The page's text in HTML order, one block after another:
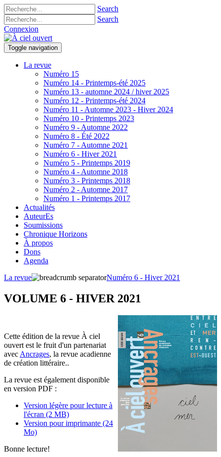
Search
Search
Connexion
Toggle navigation
La revue
Numéro 15
Numéro 14 - Printemps-été 2025
Numéro 13 - automne 2024 / hiver 2025
Numéro 12 - Printemps-été 2024
Numéro 11 - Automne 2023 - Hiver 2024
Numéro 10 - Printemps 2023
Numéro 9 - Automne 2022
Numéro 8 - Été 2022
Numéro 7 - Automne 2021
Numéro 6 - Hiver 2021
Numéro 5 - Printemps 2019
Numéro 4 - Automne 2018
Numéro 3 - Printemps 2018
Numéro 2 - Automne 2017
Numéro 1 - Printemps 2017
Actualités
AuteurEs
Soumissions
Chronique Horizons
À propos
Dons
Agenda
La revue
Numéro 6 - Hiver 2021
VOLUME 6 - HIVER 2021
Cette édition de la revue À ciel
ouvert est le fruit d'un partenariat
avec Ancrages, la revue acadienne
de création littéraire..
La revue est également disponible
en version PDF :
Version légère pour lecture à
l'écran (2 MB)
Version pour imprimante (24
Mo)
Bonne lecture!